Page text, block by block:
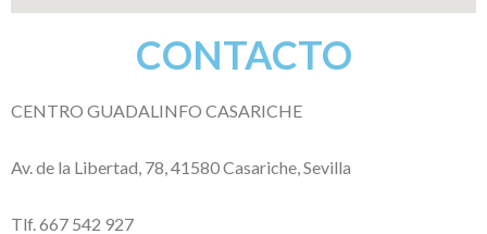
CONTACTO
CENTRO GUADALINFO CASARICHE
Av. de la Libertad, 78, 41580 Casariche, Sevilla
Tlf. 667 542 927